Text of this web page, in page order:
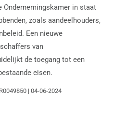
Ondernemingskamer in staat
zoals aandeelhouders,
Een nieuwe
van
de toegang tot een
eisen.
| 04-06-2024